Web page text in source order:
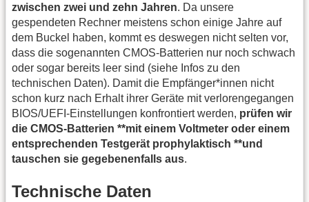
zwischen zwei und zehn Jahren. Da unsere
gespendeten Rechner meistens schon einige Jahre auf
dem Buckel haben, kommt es deswegen nicht selten vor,
dass die sogenannten CMOS-Batterien nur noch schwach
oder sogar bereits leer sind (siehe Infos zu den
technischen Daten). Damit die Empfänger*innen nicht
schon kurz nach Erhalt ihrer Geräte mit verlorengegangen
BIOS/UEFI-Einstellungen konfrontiert werden, prüfen wir
die CMOS-Batterien **mit einem Voltmeter oder einem
entsprechenden Testgerät prophylaktisch **und
tauschen sie gegebenenfalls aus.
Technische Daten